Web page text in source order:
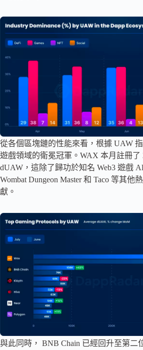
從各個區塊鏈的性能來看，根據 UAW
遊戲領域的衛冕冠軍。WAX 本月註冊了
dUAW，這除了歸功於知名 Web3 遊戲
Wombat Dungeon Master 和 Taco 等其他
獻。
與此同時， BNB Chain 已經回升至第二